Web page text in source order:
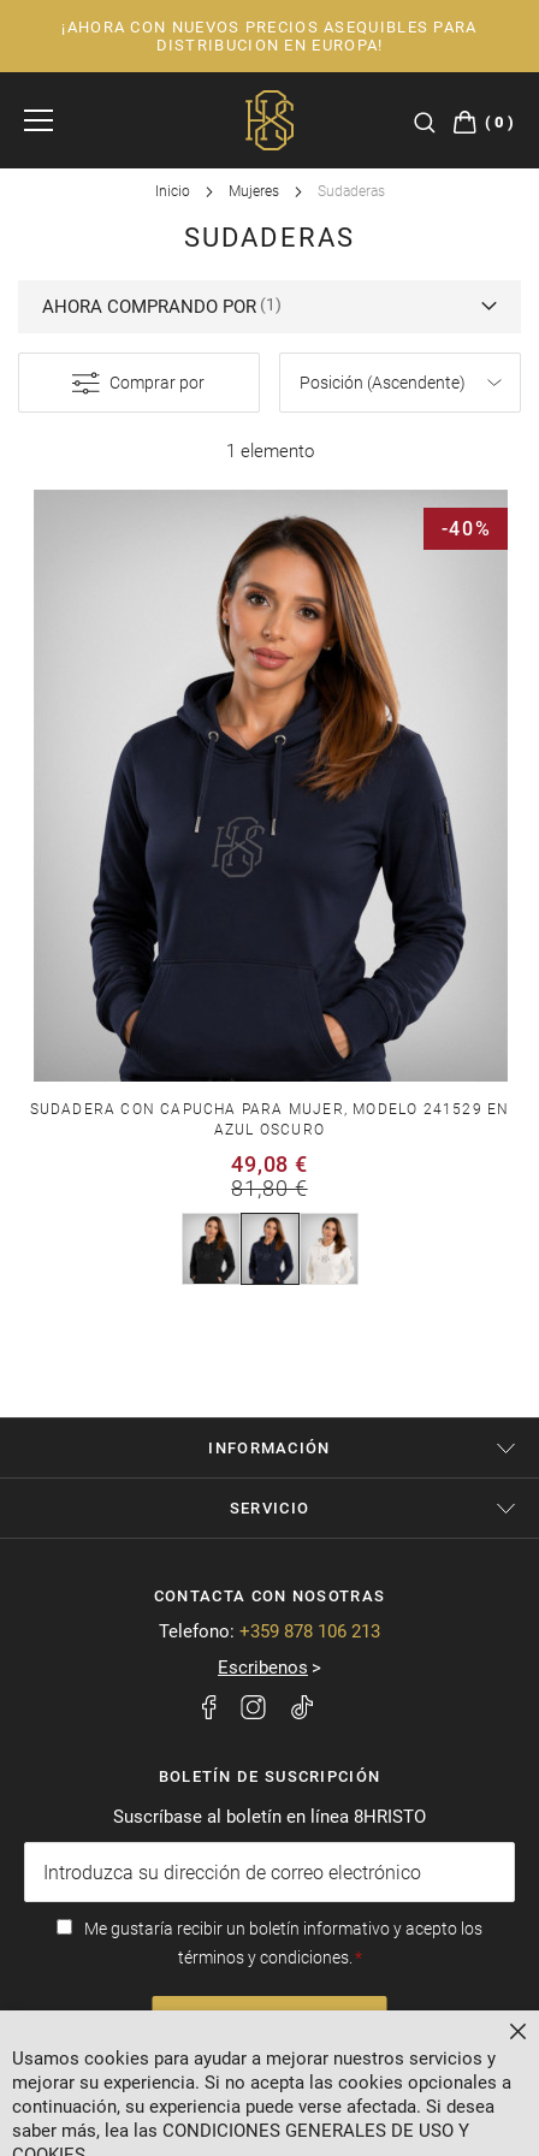
¡AHORA CON NUEVOS PRECIOS ASEQUIBLES PARA
DISTRIBUCION EN EUROPA!
0
Inicio Mujeres Sudaderas
SUDADERAS
Comprar por
AHORA COMPRANDO POR
1 elemento
-40%
SUDADERA CON CAPUCHA PARA MUJER, MODELO 241529 EN
AZUL OSCURO
49,08 €
81,80 €
INFORMACIÓN
SERVICIO
CONTACTA CON NOSOTRAS
Telefono: +359 878 106 213
Escribenos
BOLETÍN DE SUSCRIPCIÓN
Suscríbase al boletín en línea 8HRISTO
Me gustaría recibir un boletín informativo y acepto los
términos y condiciones.
Usamos cookies para ayudar a mejorar nuestros servicios y
mejorar su experiencia. Si no acepta las cookies opcionales a
continuación, su experiencia puede verse afectada. Si desea
saber más, lea las CONDICIONES GENERALES DE USO Y